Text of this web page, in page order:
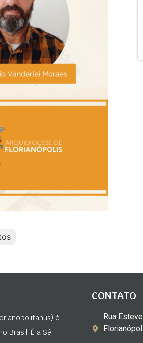
é
Brasil. É a Sé
CONTATO
Rua